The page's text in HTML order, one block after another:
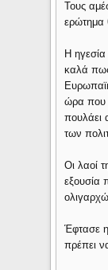
Τους
ερώτημα
Η
καλά
ώρα που
πουλάει
των
Οι λαοί
εξουσία
Έφτασε
πρέπει